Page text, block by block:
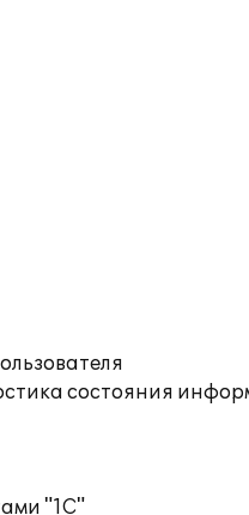
состояния
"1С"